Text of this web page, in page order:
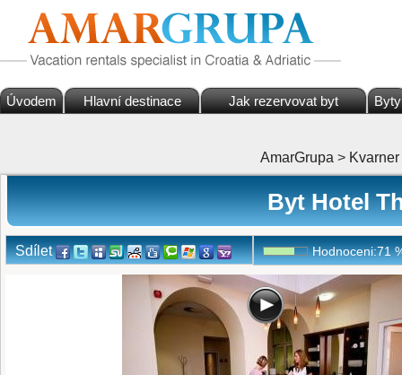
Úvodem Hlavní destinace Jak rezervovat byt Byty
AmarGrupa > Kvarner
Byt Hotel
Sdílet Hodnoceni:71